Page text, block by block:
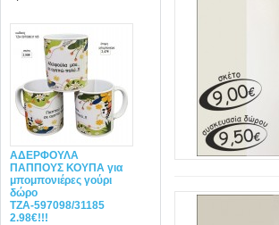
ΑΔΕΡΦΟΥΛΑ
ΠΑΠΠΟΥΣ ΚΟΥΠΑ για
μπομπονιέρες γούρι
δώρο
ΤΖΑ-597098/31185
2.98€!!!